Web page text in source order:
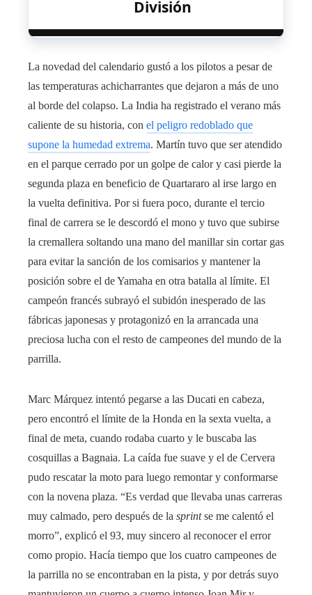
División
La novedad del calendario gustó a los pilotos a pesar de
las temperaturas achicharrantes que dejaron a más de uno
al borde del colapso. La India ha registrado el verano más
caliente de su historia, con el peligro redoblado que
supone la humedad extrema. Martín tuvo que ser atendido
en el parque cerrado por un golpe de calor y casi pierde la
segunda plaza en beneficio de Quartararo al irse largo en
la vuelta definitiva. Por si fuera poco, durante el tercio
final de carrera se le descordó el mono y tuvo que subirse
la cremallera soltando una mano del manillar sin cortar gas
para evitar la sanción de los comisarios y mantener la
posición sobre el de Yamaha en otra batalla al límite. El
campeón francés subrayó el subidón inesperado de las
fábricas japonesas y protagonizó en la arrancada una
preciosa lucha con el resto de campeones del mundo de la
parrilla.
Marc Márquez intentó pegarse a las Ducati en cabeza,
pero encontró el límite de la Honda en la sexta vuelta, a
final de meta, cuando rodaba cuarto y le buscaba las
cosquillas a Bagnaia. La caída fue suave y el de Cervera
pudo rescatar la moto para luego remontar y conformarse
con la novena plaza. “Es verdad que llevaba unas carreras
muy calmado, pero después de la sprintse me calentó el
morro”, explicó el 93, muy sincero al reconocer el error
como propio. Hacía tiempo que los cuatro campeones de
la parrilla no se encontraban en la pista, y por detrás suyo